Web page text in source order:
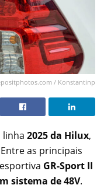
/ Konstantinp
linha 2025 da Hilux,
as principais
GR-Sport II
sistema de 48V.